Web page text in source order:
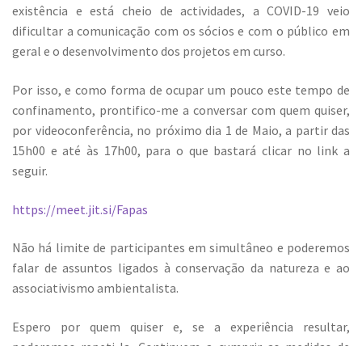
existência e está cheio de actividades, a COVID-19 veio
dificultar a comunicação com os sócios e com o público em
geral e o desenvolvimento dos projetos em curso.
Por isso, e como forma de ocupar um pouco este tempo de
confinamento, prontifico-me a conversar com quem quiser,
por videoconferência, no próximo dia 1 de Maio, a partir das
15h00 e até às 17h00, para o que bastará clicar no link a
seguir.
https://meet.jit.si/Fapas
Não há limite de participantes em simultâneo e poderemos
falar de assuntos ligados à conservação da natureza e ao
associativismo ambientalista.
Espero por quem quiser e, se a experiência resultar,